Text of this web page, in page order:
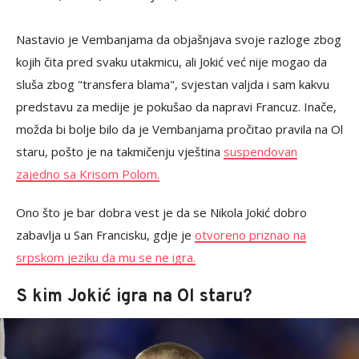
Nastavio je Vembanjama da objašnjava svoje razloge zbog
kojih čita pred svaku utakmicu, ali Jokić već nije mogao da
sluša zbog "transfera blama", svjestan valjda i sam kakvu
predstavu za medije je pokušao da napravi Francuz. Inače,
možda bi bolje bilo da je Vembanjama pročitao pravila na Ol
staru, pošto je na takmičenju vještina suspendovan
zajedno sa Krisom Polom.
Ono što je bar dobra vest je da se Nikola Jokić dobro
zabavlja u San Francisku, gdje je otvoreno priznao na
srpskom jeziku da mu se ne igra.
S kim Jokić igra na Ol staru?